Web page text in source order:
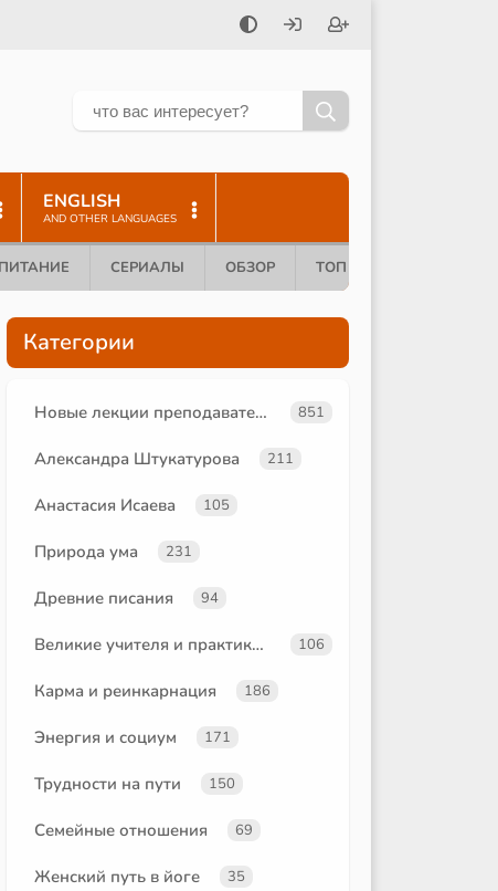
ENGLISH
AND OTHER LANGUAGES
СЕРИАЛЫ ОБЗОР ТОП 10
Категории
Новые лекции преподавателей 851
Александра Штукатурова 211
Анастасия Исаева 105
Природа ума 231
Древние писания 94
Великие учителя и практики йоги 106
Карма и реинкарнация 186
Энергия и социум 171
Трудности на пути 150
Семейные отношения 69
Женский путь в йоге 35